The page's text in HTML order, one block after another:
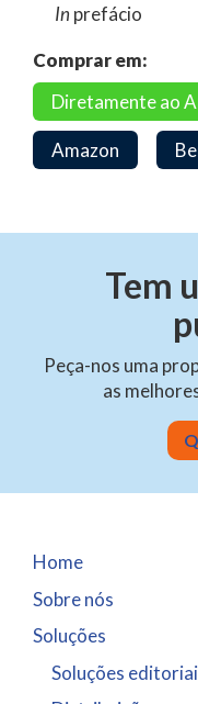
Inprefácio
Comprar em:
Diretamente ao
Amazon
Tem
Peça-nos uma
as
Home
Sobre nós
Soluções
Soluções